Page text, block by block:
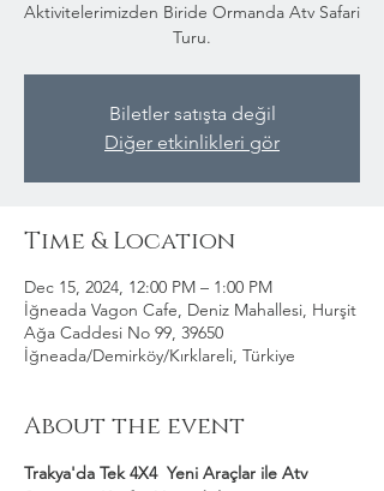
Aktivitelerimizden Biride Ormanda Atv Safari
Turu.
Biletler satışta değil
Diğer etkinlikleri gör
Time & Location
Dec 15, 2024, 12:00 PM – 1:00 PM
İğneada Vagon Cafe, Deniz Mahallesi, Hurşit
Ağa Caddesi No 99, 39650
İğneada/Demirköy/Kırklareli, Türkiye
About the event
Trakya'da Tek 4X4  Yeni Araçlar ile Atv